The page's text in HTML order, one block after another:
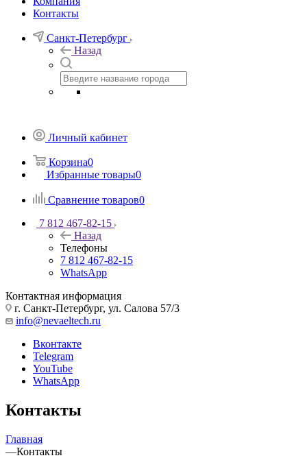
Контакты
Санкт-Петербург
Назад
Личный кабинет
Корзина0
Избранные товары0
Сравнение товаров0
7 812 467-82-15
Назад
Телефоны
7 812 467-82-15
WhatsApp
Контактная информация
г. Санкт-Петербург, ул. Салова 57/3
info@nevaeltech.ru
Вконтакте
Telegram
YouTube
WhatsApp
Контакты
Главная
—Контакты